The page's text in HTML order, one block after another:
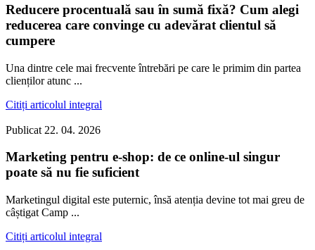
Reducere procentuală sau în sumă fixă? Cum alegi
reducerea care convinge cu adevărat clientul să
cumpere
Una dintre cele mai frecvente întrebări pe care le primim din partea
clienților atunc ...
Citiți articolul integral
Publicat 22. 04. 2026
Marketing pentru e-shop: de ce online-ul singur
poate să nu fie suficient
Marketingul digital este puternic, însă atenția devine tot mai greu de
câștigat Camp ...
Citiți articolul integral